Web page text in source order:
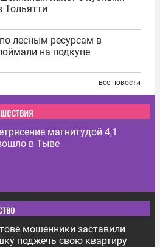
Тольятти
лесным ресурсам в
на подкупе
все новости
магнитудой 4,1
в Тыве
мошенники заставили
поджечь свою квартиру